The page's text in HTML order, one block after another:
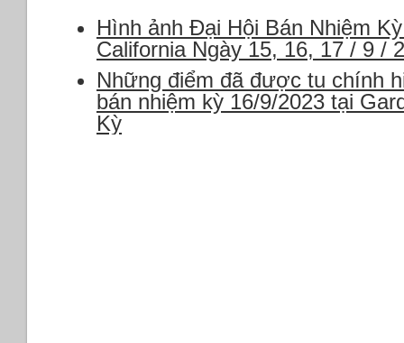
Hình ảnh Đại Hội Bán Nhiệm
California Ngày 15, 16, 17 / 9 /
Những điểm đã được tu chính
bán nhiệm kỳ 16/9/2023 tại
Kỳ